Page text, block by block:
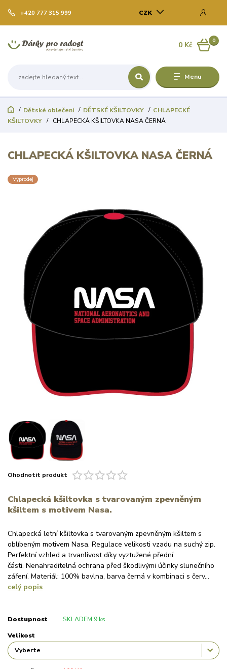
Menu
CZK
+420 777 315 999
0
0 Kč
Dětské oblečení DĚTSKÉ KŠILTOVKY
CHLAPECKÉ
KŠILTOVKY
CHLAPECKÁ KŠILTOVKA NASA ČERNÁ
CHLAPECKÁ KŠILTOVKA NASA ČERNÁ
Výprodej
Ohodnotit produkt
Chlapecká kšiltovka s tvarovaným zpevněným
kšiltem s motivem Nasa.
Chlapecká letní kšiltovka s tvarovaným zpevněným kšiltem s
oblíbeným motivem Nasa. Regulace velikosti vzadu na suchý zip.
Perfektní vzhled a trvanlivost díky vyztužené přední
části. Nenahraditelná ochrana před škodlivými účinky slunečního
záření. Materiál: 100% bavlna, barva černá v kombinaci s červ...
celý popis
Dostupnost SKLADEM 9 ks
Velikost